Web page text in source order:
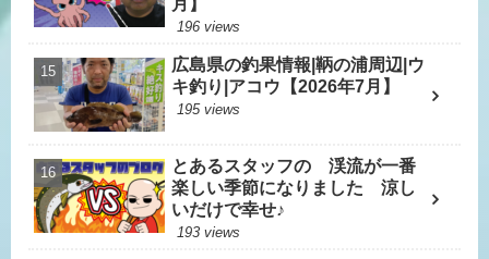
196 views
広島県の釣果情報|鞆の浦周辺|ウ
キ釣り|アコウ【2026年7月】
195 views
とあるスタッフの 渓流が一番
楽しい季節になりました 涼し
いだけで幸せ♪
193 views